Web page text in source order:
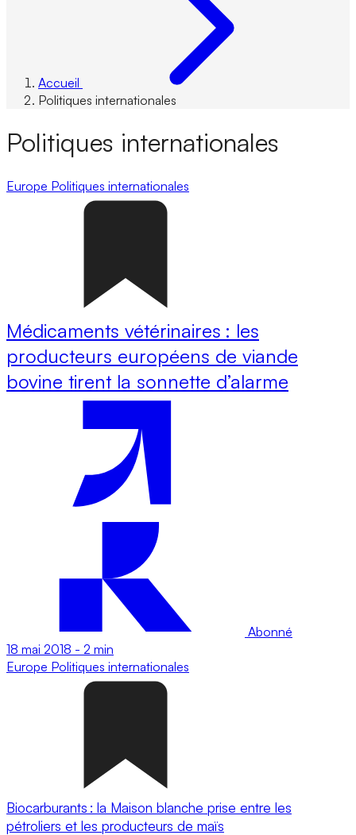
Accueil
Politiques internationales
Politiques internationales
Europe Politiques internationales
Médicaments vétérinaires : les
producteurs européens de viande
bovine tirent la sonnette d’alarme
Abonné
18 mai 2018 - 2 min
Europe Politiques internationales
Biocarburants : la Maison blanche prise entre les
pétroliers et les producteurs de maïs